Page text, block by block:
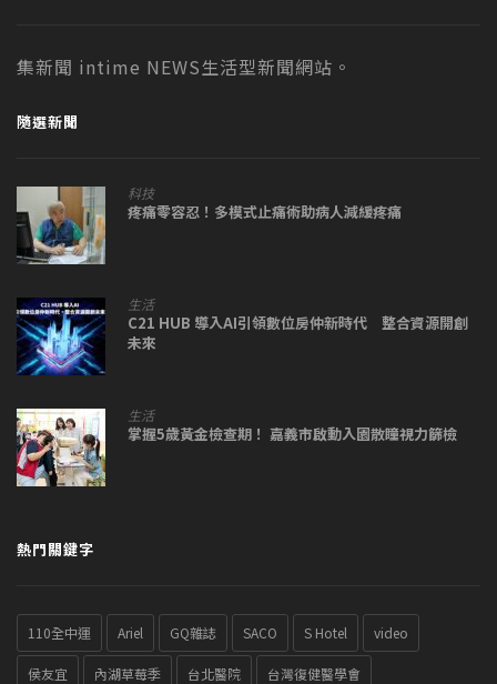
集新聞 intime NEWS生活型新聞網站。
隨選新聞
科技
疼痛零容忍！多模式止痛術助病人減緩疼痛
生活
C21 HUB 導入AI引領數位房仲新時代 整合資源開創
未來
生活
掌握5歲黃金檢查期！ 嘉義市啟動入園散瞳視力篩檢
熱門關鍵字
110全中運 Ariel GQ雜誌 SACO S Hotel video
侯友宜 內湖草莓季 台北醫院 台灣復健醫學會